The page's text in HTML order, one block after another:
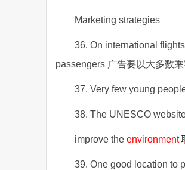
Marketing strategies
36. On international
passengers 广告要以大多数
37. Very few young
38. The UNESCO
improve the environment
39. One good location to